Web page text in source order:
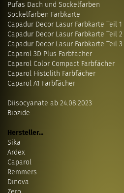
Pufas Dach und Sockelfarben
Sockelfarben Farbkarte
Capadur Decor Lasur Farbkarte Teil 1
Capadur Decor Lasur Farbkarte Teil 2
Capadur Decor Lasur Farbkarte Teil 3
Caparol 3D Plus Farbfächer
Caparol Color Compact Farbfächer
Caparol Histolith Farbfächer
Caparol A1 Farbfächer
Diisocyanate ab 24.08.2023
Biozide
Hersteller...
Sika
Ardex
Caparol
Remmers
Dinova